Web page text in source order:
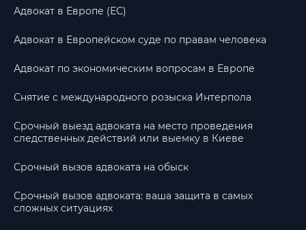
Адвокат в Европе (ЕС)
Адвокат в Европейском суде по правам человека
Адвокат по экономическим вопросам в Европе
Снятие с международного розыска Интерпола
Срочный выезд адвоката на место проведения
следственных действий или выемку в Киеве
Срочный вызов адвоката на обыск
Срочный вызов адвоката: ваша защита в самых
сложных ситуациях